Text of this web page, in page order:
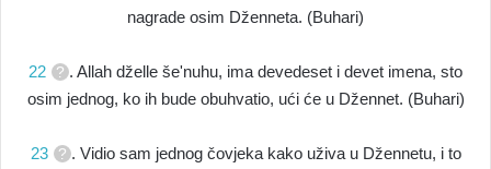
nagrade osim Dženneta. (Buhari)
22
. Allah dželle še'nuhu, ima devedeset i devet imena, sto
osim jednog, ko ih bude obuhvatio, ući će u Džennet. (Buhari)
23
. Vidio sam jednog čovjeka kako uživa u Džennetu, i to